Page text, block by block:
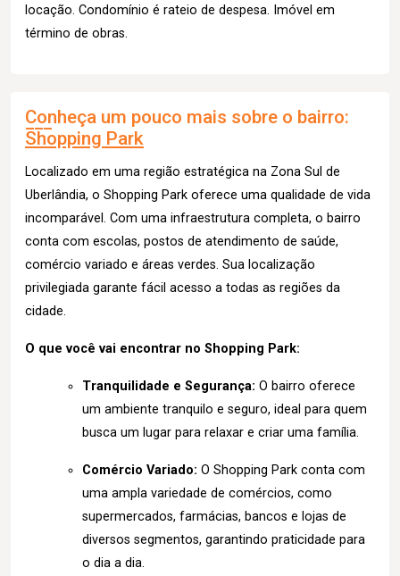
locação. Condomínio é rateio de despesa. Imóvel em
término de obras.
Conheça um pouco mais sobre o bairro:
Shopping Park
Localizado em uma região estratégica na Zona Sul de
Uberlândia, o Shopping Park oferece uma qualidade de vida
incomparável. Com uma infraestrutura completa, o bairro
conta com escolas, postos de atendimento de saúde,
comércio variado e áreas verdes. Sua localização
privilegiada garante fácil acesso a todas as regiões da
cidade.
O que você vai encontrar no Shopping Park:
Tranquilidade e Segurança: O bairro oferece
um ambiente tranquilo e seguro, ideal para quem
busca um lugar para relaxar e criar uma família.
Comércio Variado: O Shopping Park conta com
uma ampla variedade de comércios, como
supermercados, farmácias, bancos e lojas de
diversos segmentos, garantindo praticidade para
o dia a dia.